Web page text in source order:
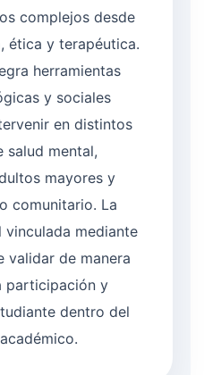
complejos desde
ética y terapéutica.
herramientas
y sociales
en distintos
salud mental,
mayores y
comunitario. La
mediante
validar de manera
participación y
dentro del